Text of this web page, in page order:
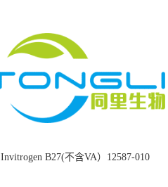
Invitrogen B27(不含VA）12587-010